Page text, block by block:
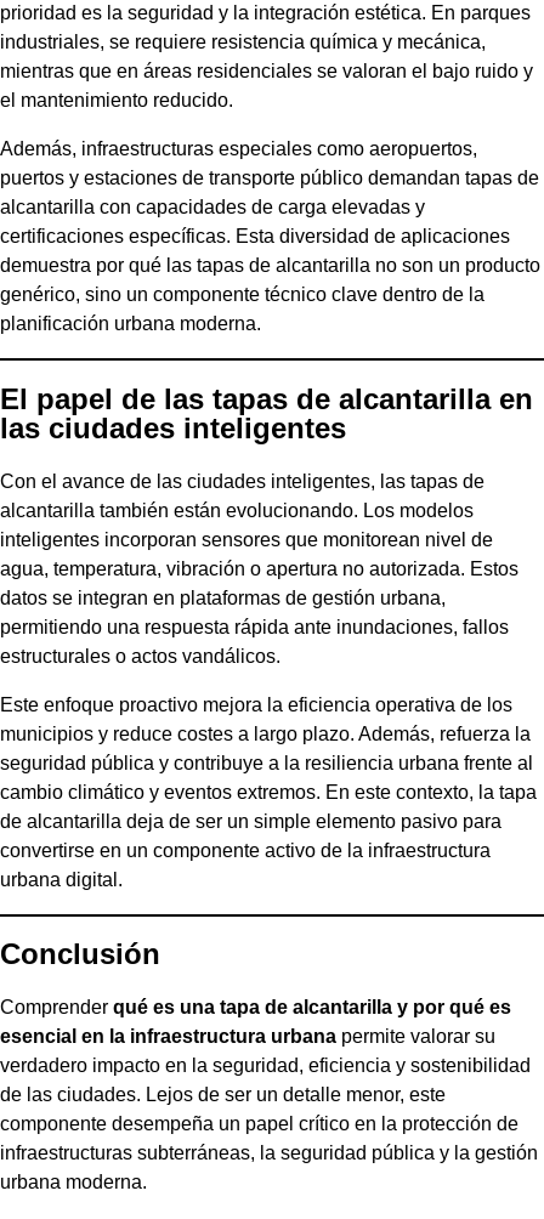
prioridad es la seguridad y la integración estética. En parques
industriales, se requiere resistencia química y mecánica,
mientras que en áreas residenciales se valoran el bajo ruido y
el mantenimiento reducido.
Además, infraestructuras especiales como aeropuertos,
puertos y estaciones de transporte público demandan tapas de
alcantarilla con capacidades de carga elevadas y
certificaciones específicas. Esta diversidad de aplicaciones
demuestra por qué las tapas de alcantarilla no son un producto
genérico, sino un componente técnico clave dentro de la
planificación urbana moderna.
El papel de las tapas de alcantarilla en
las ciudades inteligentes
Con el avance de las ciudades inteligentes, las tapas de
alcantarilla también están evolucionando. Los modelos
inteligentes incorporan sensores que monitorean nivel de
agua, temperatura, vibración o apertura no autorizada. Estos
datos se integran en plataformas de gestión urbana,
permitiendo una respuesta rápida ante inundaciones, fallos
estructurales o actos vandálicos.
Este enfoque proactivo mejora la eficiencia operativa de los
municipios y reduce costes a largo plazo. Además, refuerza la
seguridad pública y contribuye a la resiliencia urbana frente al
cambio climático y eventos extremos. En este contexto, la tapa
de alcantarilla deja de ser un simple elemento pasivo para
convertirse en un componente activo de la infraestructura
urbana digital.
Conclusión
Comprender qué es una tapa de alcantarilla y por qué es
esencial en la infraestructura urbana permite valorar su
verdadero impacto en la seguridad, eficiencia y sostenibilidad
de las ciudades. Lejos de ser un detalle menor, este
componente desempeña un papel crítico en la protección de
infraestructuras subterráneas, la seguridad pública y la gestión
urbana moderna.